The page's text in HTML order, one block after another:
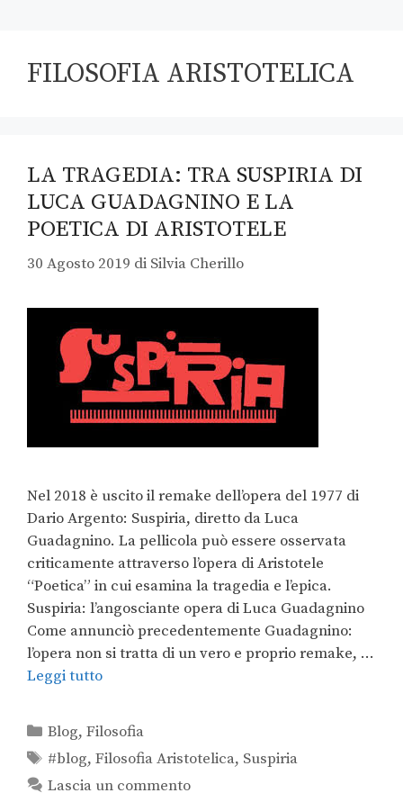
FILOSOFIA ARISTOTELICA
LA TRAGEDIA: TRA SUSPIRIA DI
LUCA GUADAGNINO E LA
POETICA DI ARISTOTELE
30 Agosto 2019 di Silvia Cherillo
Nel 2018 è uscito il remake dell’opera del 1977 di
Dario Argento: Suspiria, diretto da Luca
Guadagnino. La pellicola può essere osservata
criticamente attraverso l’opera di Aristotele
“Poetica” in cui esamina la tragedia e l’epica.
Suspiria: l’angosciante opera di Luca Guadagnino
Come annunciò precedentemente Guadagnino:
l’opera non si tratta di un vero e proprio remake, …
Leggi tutto
Blog,Filosofia
#blog,Filosofia Aristotelica, Suspiria
Lascia un commento